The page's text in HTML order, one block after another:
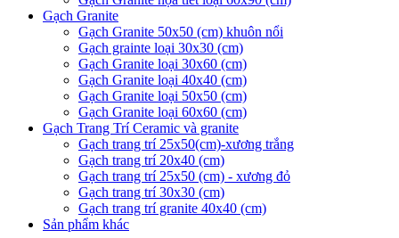
Gạch Granite
Gạch Granite 50x50 (cm) khuôn nổi
Gạch grainte loại 30x30 (cm)
Gạch Granite loại 30x60 (cm)
Gạch Granite loại 40x40 (cm)
Gạch Granite loại 50x50 (cm)
Gạch Granite loại 60x60 (cm)
Gạch Trang Trí Ceramic và granite
Gạch trang trí 25x50(cm)-xương trắng
Gạch trang trí 20x40 (cm)
Gạch trang trí 25x50 (cm) - xương đỏ
Gạch trang trí 30x30 (cm)
Gạch trang trí granite 40x40 (cm)
Sản phẩm khác